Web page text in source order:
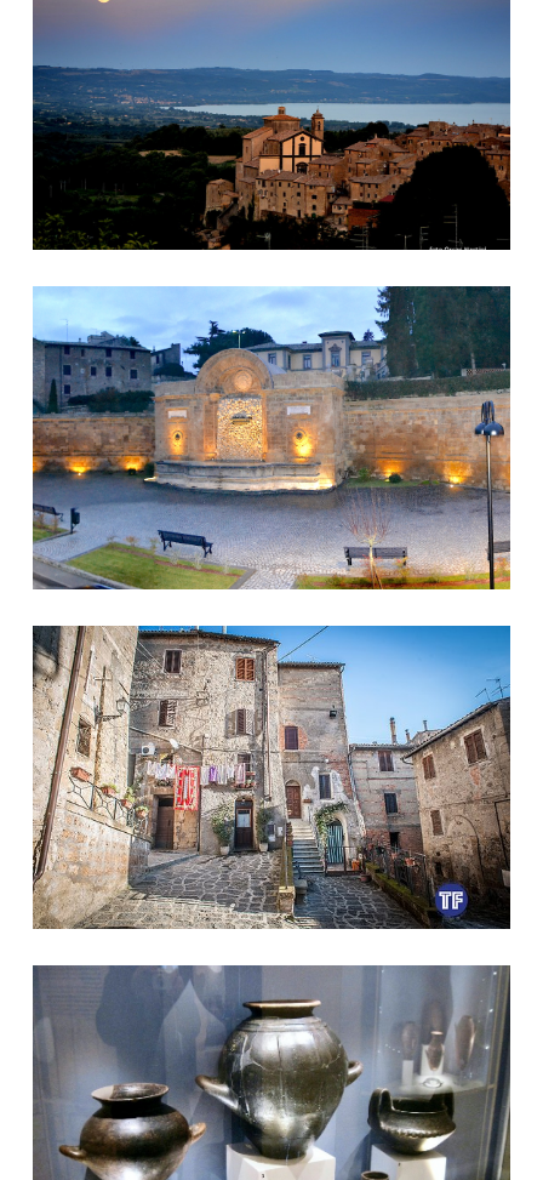
La Fontana Grande
Il Borgo
Alcuni dei gioielli esposti nel Museo